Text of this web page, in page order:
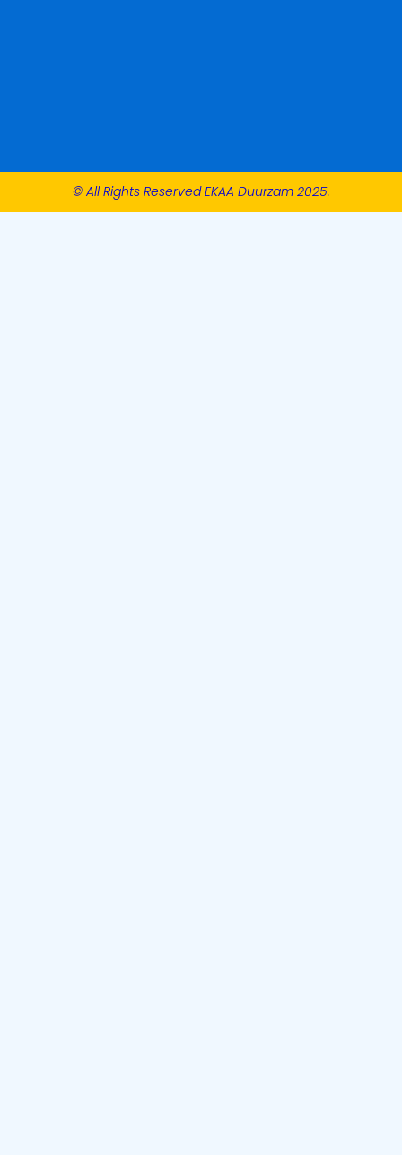
© All Rights Reserved EKAA Duurzam 2025.